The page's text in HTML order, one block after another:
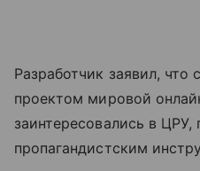
Разработчик заявил, что
проектом мировой
заинтересовались в
пропагандистским